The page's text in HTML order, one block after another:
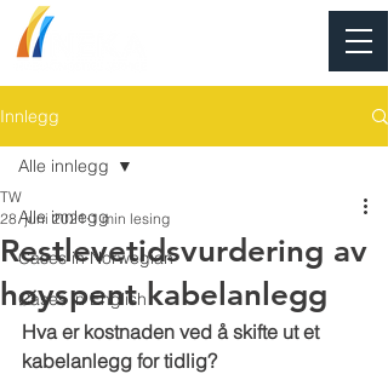
Innlegg
Alle innlegg
Cases in Norwegian
Cases in English
Alle innlegg
Restlevetidsvurdering av
høyspent kabelanlegg
TW
28. juni 2021 1 min lesing
Hva er kostnaden ved å skifte ut et
kabelanlegg for tidlig?